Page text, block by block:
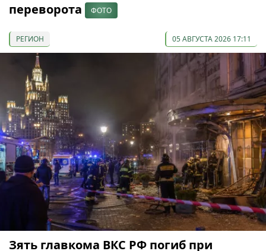
переворота
ФОТО
РЕГИОН 05 АВГУСТА 2026 17:11
Зять главкома ВКС РФ погиб при